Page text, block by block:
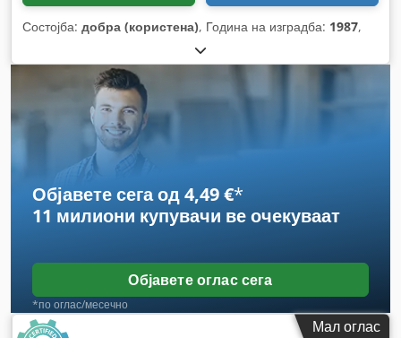
Состојба: добра (користена), Година на изградба: 1987,
Објавете сега од 4,49 €*
11 милиони купувачи ве очекуваат
Објавете оглас сега
*по оглас/месечно
Мал оглас